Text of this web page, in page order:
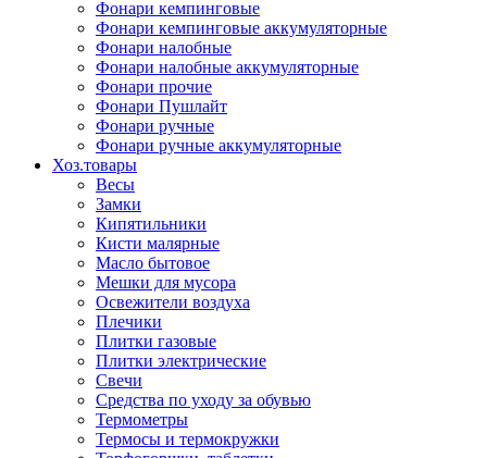
Фонари кемпинговые
Фонари кемпинговые аккумуляторные
Фонари налобные
Фонари налобные аккумуляторные
Фонари прочие
Фонари Пушлайт
Фонари ручные
Фонари ручные аккумуляторные
Хоз.товары
Весы
Замки
Кипятильники
Кисти малярные
Масло бытовое
Мешки для мусора
Освежители воздуха
Плечики
Плитки газовые
Плитки электрические
Свечи
Средства по уходу за обувью
Термометры
Термосы и термокружки